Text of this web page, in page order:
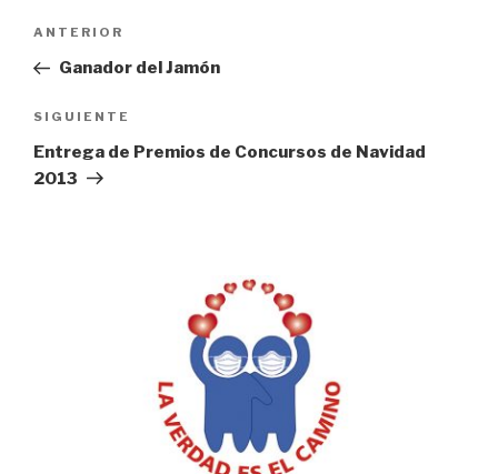
entradas
Entrada
anterior:
ANTERIOR
Ganador del Jamón
Siguiente
entrada
SIGUIENTE
Entrega de Premios de Concursos de Navidad
2013